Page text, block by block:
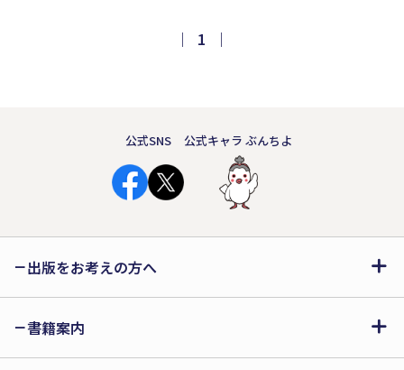
うに──（本文より抜粋）。ありのまま
｜ 1 ｜
公式SNS 公式キャラ ぶんちよ
出版をお考えの方へ
書籍案内